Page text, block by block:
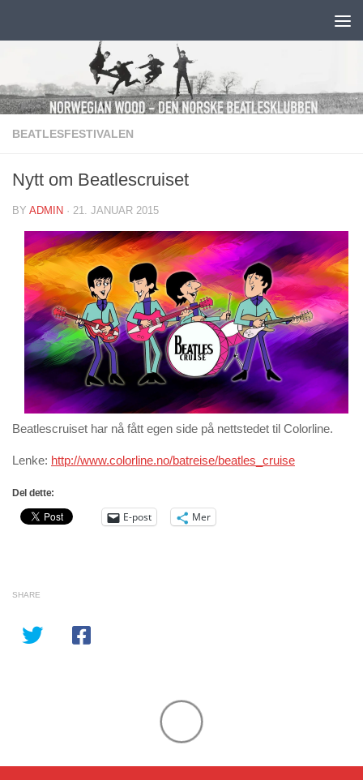
BEATLESFESTIVALEN
Nytt om Beatlescruiset
BY ADMIN · 21. JANUAR 2015
Beatlescruiset har nå fått egen side på nettstedet til Colorline.
Lenke: http://www.colorline.no/batreise/beatles_cruise
Del dette:
E-post Mer
SHARE